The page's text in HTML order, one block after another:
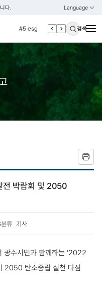
다. Language
열기
KOREAN
ENGLISH
#5 esg
#6 빈곤
#1 경제
검색
전 박람회 및 2050
분류 기사
광주시민과 함께하는 ‘2022
2050 탄소중립 실천 다짐